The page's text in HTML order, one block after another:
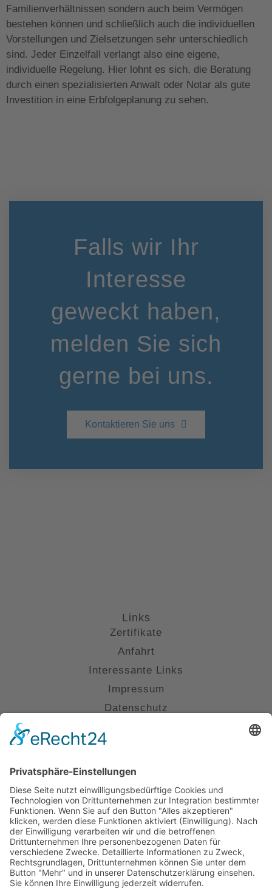
Familienverhältnissen sondern auch beim Vermögen
bestehen können und schließlich auch die individuellen
Vorstellungen und Zielsetzungen sehr unterschiedlich
sind. Jeder Einzelfall verlangt also eine eigene,
individuelle Regelung. Hier lohnt es sich, die Beratung
durch einen spezialisierten Anwalt oder Notar als gute
Investition in eine Erbfolgeplanung zu sehen.
Falls wir Ihr
Interesse
geweckt haben,
melden Sie sich
gerne bei uns.
Kontaktieren Sie uns
Links
Zertifikate
Anfahrt
Interessante Links
Impressum
Datenschutz
info@kanzlei-smannheim.de
Uhlandstraße 16, 70182 Stuttgart